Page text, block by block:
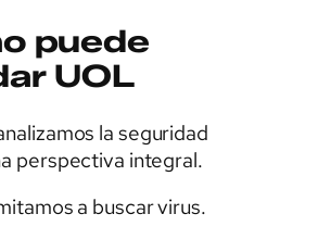
puede
UOL
la seguridad
perspectiva integral.
a buscar virus.